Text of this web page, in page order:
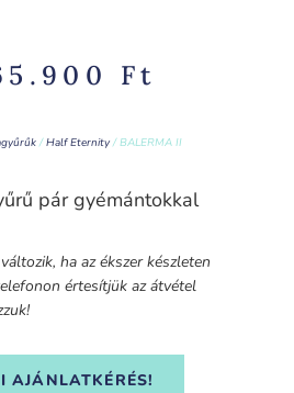
Ft
/Half Eternity/ BALERMA II
pár gyémántokkal
ha az ékszer készleten
értesítjük az átvétel
AJÁNLATKÉRÉS!